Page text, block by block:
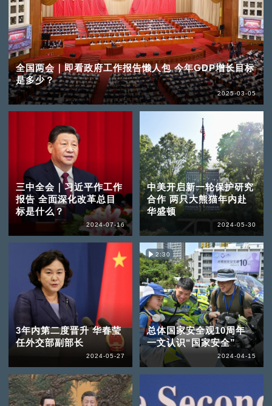
全国两会｜即看政府工作报告懒人包 今年GDP增长目标
是多少？
2025-03-05
三中全会｜习近平作工作
报告 全面深化改革总目
标是什么？
2024-07-16
中美开启新一轮保护研究
合作 两只大熊猫年内赴
华盛顿
2024-05-30
3年内第二度晋升 华春莹
任外交部副部长
2024-05-27
2:30
总体国家安全观10周年
一文认识“国家安全”
2024-04-15